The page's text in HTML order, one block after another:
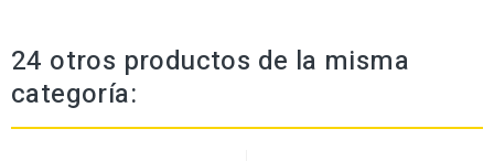
24 otros productos de la misma
categoría: